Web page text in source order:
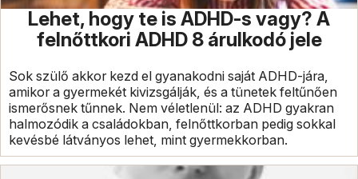
Lehet, hogy te is ADHD-s vagy? A
felnőttkori ADHD 8 árulkodó jele
Sok szülő akkor kezd el gyanakodni saját ADHD-jára,
amikor a gyermekét kivizsgálják, és a tünetek feltűnően
ismerősnek tűnnek. Nem véletlenül: az ADHD gyakran
halmozódik a családokban, felnőttkorban pedig sokkal
kevésbé látványos lehet, mint gyermekkorban.